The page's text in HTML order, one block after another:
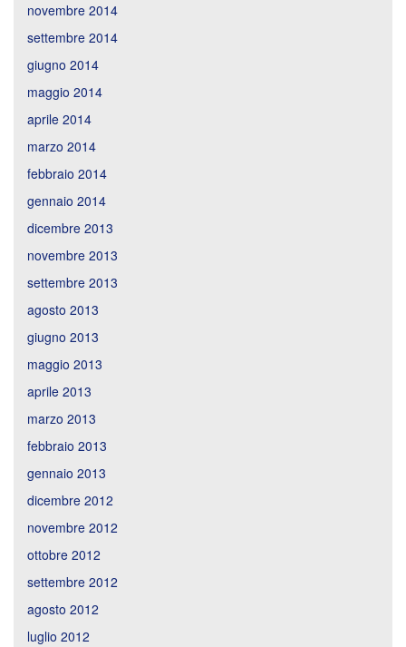
novembre 2014
settembre 2014
giugno 2014
maggio 2014
aprile 2014
marzo 2014
febbraio 2014
gennaio 2014
dicembre 2013
novembre 2013
settembre 2013
agosto 2013
giugno 2013
maggio 2013
aprile 2013
marzo 2013
febbraio 2013
gennaio 2013
dicembre 2012
novembre 2012
ottobre 2012
settembre 2012
agosto 2012
luglio 2012